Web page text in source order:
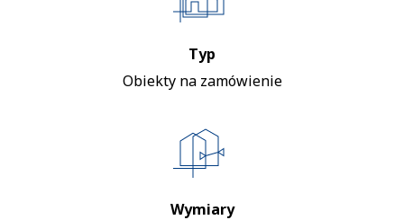
Typ
Obiekty na zamówienie
Wymiary